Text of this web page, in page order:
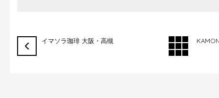
イマソラ珈琲 大阪・高槻